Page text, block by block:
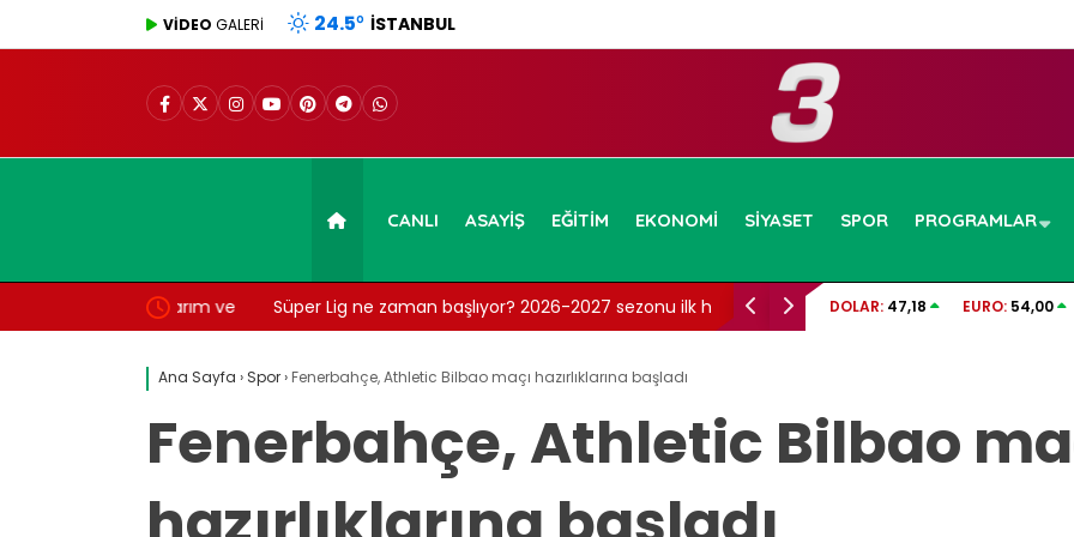
VİDEO GALERİ 24.5° İSTANBUL
CANLI ASAYIŞ EĞITIM EKONOMI SIYASET SPOR PROGRAMLAR
Süper Lig ne zaman başlıyor? 2026-2027 sezonu ilk hafta maç
Canlı altın fiyatları (8 Ağustos 2026):
DOLAR: 47,18 EURO: 54,00
Ana Sayfa › Spor› Fenerbahçe, Athletic Bilbao maçı hazırlıklarına başladı
Fenerbahçe, Athletic Bilbao